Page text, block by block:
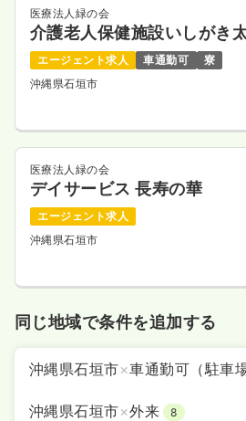
医療法人緑の会
介護老人保健施設いしがき
エージェント求人 車通勤可
寮
沖縄県石垣市
医療法人緑の会
デイサービス 長寿の華
エージェント求人
沖縄県石垣市
同じ地域で条件を追加する
沖縄県石垣市×車通勤可（駐車場
沖縄県石垣市×外来 8